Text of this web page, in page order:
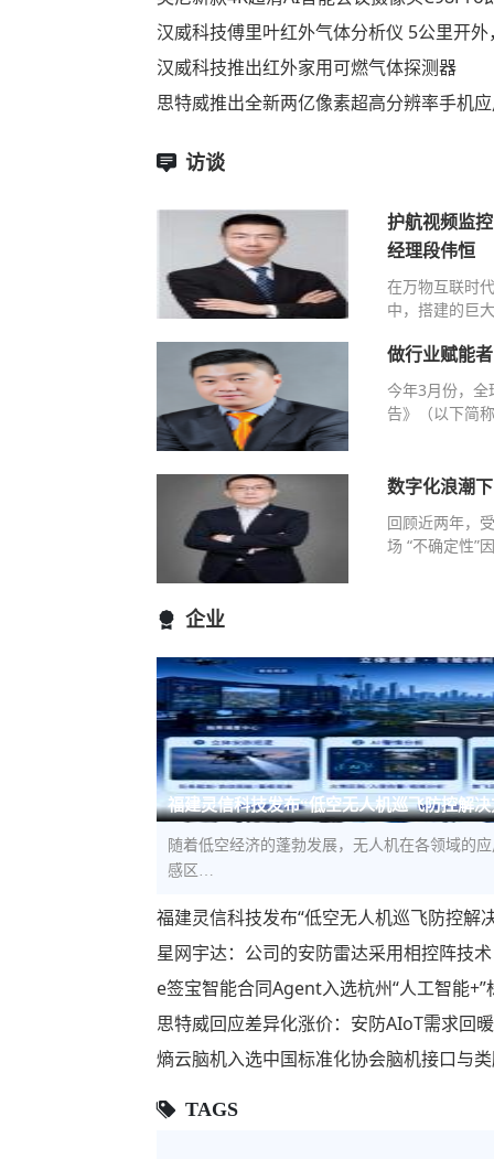
汉威科技傅里叶红外气体分析仪 5公里开
汉威科技推出红外家用可燃气体探测器
思特威推出全新两亿像素超高分辨率手机
访谈
护航视频监
经理段伟恒
在万物互联时
中，搭建的巨
做行业赋能
今年3月份，
告》（以下简
数字化浪潮
回顾近两年，
场 “不确定性”
企业
福建灵信科技发布“低空无人机巡飞防控解
随着低空经济的蓬勃发展，无人机在各领域的
感区…
福建灵信科技发布“低空无人机巡飞防控解
星网宇达：公司的安防雷达采用相控阵技
e签宝智能合同Agent入选杭州“人工智能
思特威回应差异化涨价：安防AIoT需求回
熵云脑机入选中国标准化协会脑机接口与
TAGS